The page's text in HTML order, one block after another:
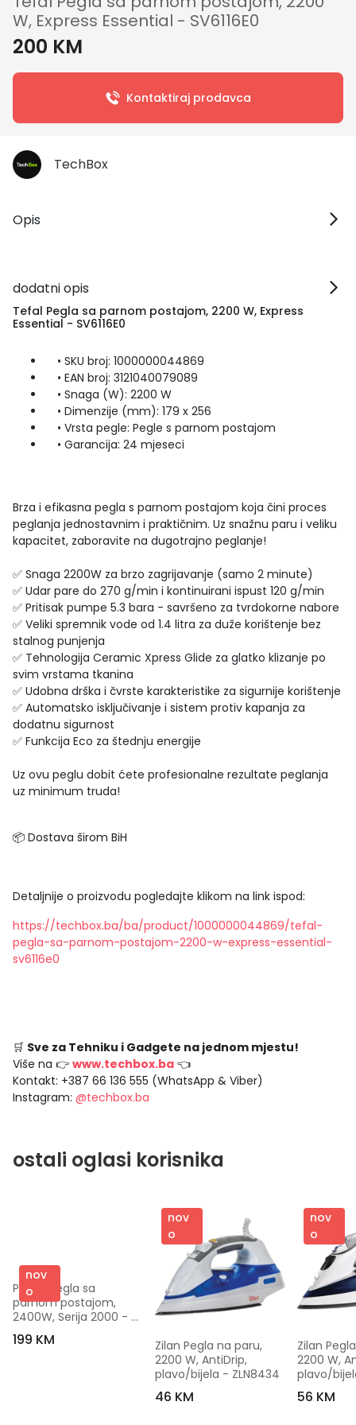
W, Express Essential - SV6116E0
200 KM
Kontaktiraj prodavca
TechBox
Opis
dodatni opis
Tefal Pegla sa parnom postajom, 2200 W, Express
Essential - SV6116E0
• SKU broj: 1000000044869
• EAN broj: 3121040079089
• Snaga (W): 2200 W
• Dimenzije (mm): 179 x 256
• Vrsta pegle: Pegle s parnom postajom
• Garancija: 24 mjeseci
Brza i efikasna pegla s parnom postajom koja čini proces
peglanja jednostavnim i praktičnim. Uz snažnu paru i veliku
kapacitet, zaboravite na dugotrajno peglanje!
✅ Snaga 2200W za brzo zagrijavanje (samo 2 minute)
✅ Udar pare do 270 g/min i kontinuirani ispust 120 g/min
✅ Pritisak pumpe 5.3 bara - savršeno za tvrdokorne nabore
✅ Veliki spremnik vode od 1.4 litra za duže korištenje bez
stalnog punjenja
✅ Tehnologija Ceramic Xpress Glide za glatko klizanje po
svim vrstama tkanina
✅ Udobna drška i čvrste karakteristike za sigurnije korištenje
✅ Automatsko isključivanje i sistem protiv kapanja za
dodatnu sigurnost
✅ Funkcija Eco za štednju energije
Uz ovu peglu dobit ćete profesionalne rezultate peglanja
uz minimum truda!
📦 Dostava širom BiH
Detaljnije o proizvodu pogledajte klikom na link ispod:
https://techbox.ba/ba/product/1000000044869/tefal-
pegla-sa-parnom-postajom-2200-w-express-essential-
sv6116e0
🛒 Sve za Tehniku i Gadgete na jednom mjestu!
Više na 👉 www.techbox.ba 👈
Kontakt: +387 66 136 555 (WhatsApp & Viber)
Instagram: @techbox.ba
ostali oglasi korisnika
nov
o
Philips Pegla sa
parnom postajom,
2400W, Serija 2000 -
PSG2000/20
199 KM
nov
o
Zilan Pegla na paru,
2200 W, AntiDrip,
plavo/bijela - ZLN8434
46 KM
nov
o
Zilan
2200 W,
plavo/
56 KM